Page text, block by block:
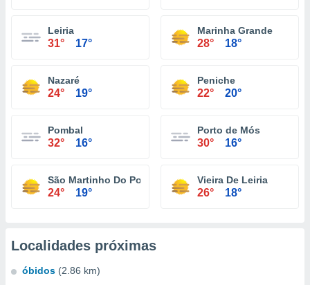
Leiria
31° 17°
Marinha Grande
28° 18°
Nazaré
24° 19°
Peniche
22° 20°
Pombal
32° 16°
Porto de Mós
30° 16°
São Martinho Do Porto
24° 19°
Vieira De Leiria
26° 18°
Localidades próximas
óbidos (2.86 km)